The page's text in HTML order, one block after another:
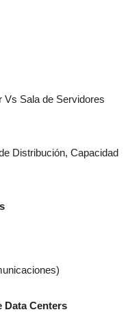
Vs Sala de Servidores
Distribución, Capacidad
Data Centers